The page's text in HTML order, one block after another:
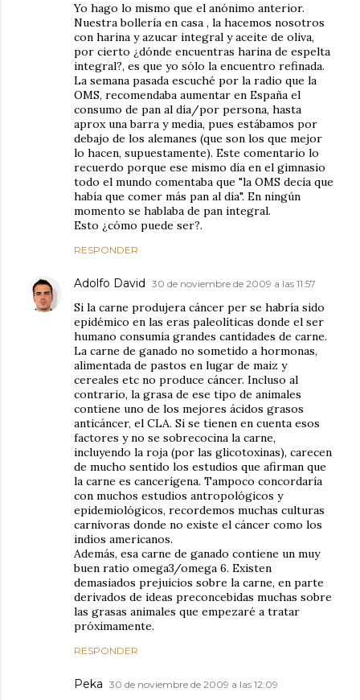
Yo hago lo mismo que el anónimo anterior.
Nuestra bollería en casa , la hacemos nosotros
con harina y azucar integral y aceite de oliva,
por cierto ¿dónde encuentras harina de espelta
integral?, es que yo sólo la encuentro refinada.
La semana pasada escuché por la radio que la
OMS, recomendaba aumentar en España el
consumo de pan al día/por persona, hasta
aprox una barra y media, pues estábamos por
debajo de los alemanes (que son los que mejor
lo hacen, supuestamente). Este comentario lo
recuerdo porque ese mismo día en el gimnasio
todo el mundo comentaba que "la OMS decía que
había que comer más pan al día". En ningún
momento se hablaba de pan integral.
Esto ¿cómo puede ser?.
RESPONDER
Adolfo David 30 de noviembre de 2009 a las 11:57
Si la carne produjera cáncer per se habría sido
epidémico en las eras paleolíticas donde el ser
humano consumía grandes cantidades de carne.
La carne de ganado no sometido a hormonas,
alimentada de pastos en lugar de maiz y
cereales etc no produce cáncer. Incluso al
contrario, la grasa de ese tipo de animales
contiene uno de los mejores ácidos grasos
anticáncer, el CLA. Si se tienen en cuenta esos
factores y no se sobrecocina la carne,
incluyendo la roja (por las glicotoxinas), carecen
de mucho sentido los estudios que afirman que
la carne es cancerígena. Tampoco concordaría
con muchos estudios antropológicos y
epidemiológicos, recordemos muchas culturas
carnívoras donde no existe el cáncer como los
indios americanos.
Además, esa carne de ganado contiene un muy
buen ratio omega3/omega 6. Existen
demasiados prejuicios sobre la carne, en parte
derivados de ideas preconcebidas muchas sobre
las grasas animales que empezaré a tratar
próximamente.
RESPONDER
Peka 30 de noviembre de 2009 a las 12:09